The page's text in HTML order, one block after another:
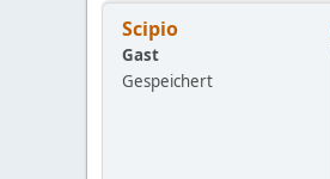
Scipio
Gast
Gespeichert